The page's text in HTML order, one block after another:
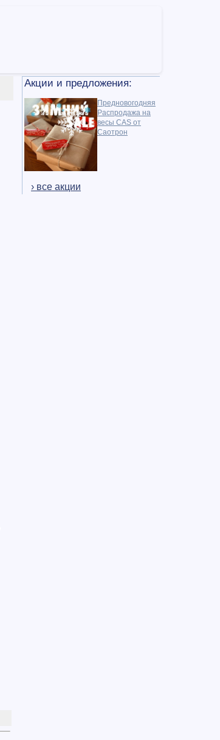
Акции и предложения:
Предновогодняя
Распродажа на
весы CAS от
Саотрон
› все акции